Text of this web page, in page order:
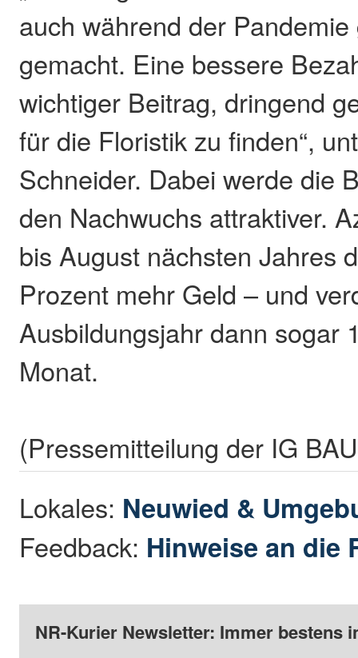
auch während der
gemacht. Eine bessere
wichtiger Beitrag, dringend
für die Floristik zu finden“,
Schneider. Dabei werde die
den Nachwuchs attraktiver.
bis August nächsten Jahres
Prozent mehr Geld – und
Ausbildungsjahr dann sogar
Monat.
(Pressemitteilung der IG
Lokales: Neuwied &
Feedback: Hinweise an die
NR-Kurier Newsletter: Immer bestens